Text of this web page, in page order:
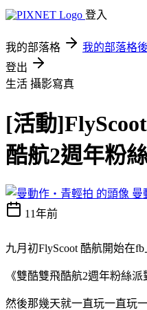
登入
我的部落格 我的部落格
登出
生活 攝影寫真
[活動
酷航2週年粉
曼
11年前
九月初FlyScoot 酷航開始在
《雙酷雙飛酷航2週年粉絲
然後那幾天就一直玩一直玩